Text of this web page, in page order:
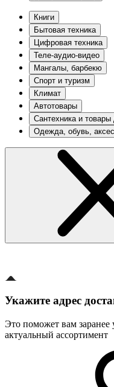
Книги
Бытовая техника
Цифровая техника
Теле-аудио-видео
Мангалы, барбекю
Спорт и туризм
Климат
Автотовары
Сантехника и
Одежда, обувь,
Укажите адрес
Это поможет вам заранее
актуальный ассортимент